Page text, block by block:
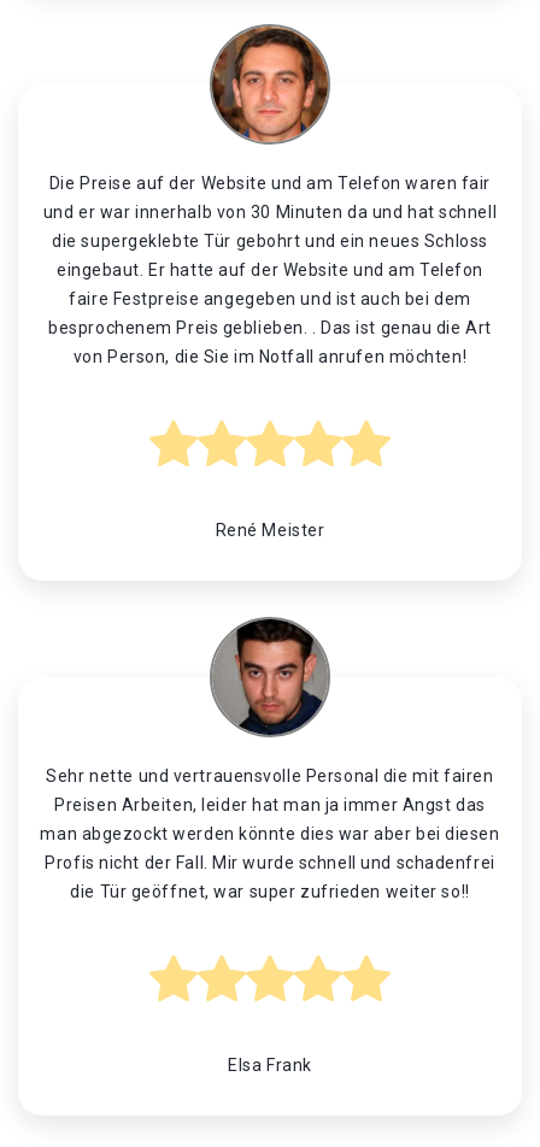
Die Preise auf der Website und am Telefon waren fair
und er war innerhalb von 30 Minuten da und hat schnell
die supergeklebte Tür gebohrt und ein neues Schloss
eingebaut. Er hatte auf der Website und am Telefon
faire Festpreise angegeben und ist auch bei dem
besprochenem Preis geblieben. . Das ist genau die Art
von Person, die Sie im Notfall anrufen möchten!
René Meister
Sehr nette und vertrauensvolle Personal die mit fairen
Preisen Arbeiten, leider hat man ja immer Angst das
man abgezockt werden könnte dies war aber bei diesen
Profis nicht der Fall. Mir wurde schnell und schadenfrei
die Tür geöffnet, war super zufrieden weiter so!!
Elsa Frank